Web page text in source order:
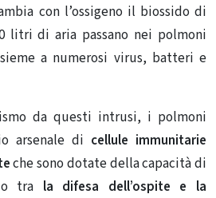
con l’ossigeno il biossido di
litri di aria passano nei polmoni
a numerosi virus, batteri e
da questi intrusi, i polmoni
arsenale di cellule immunitarie
che sono dotate della capacità di
tra la difesa dell’ospite e la